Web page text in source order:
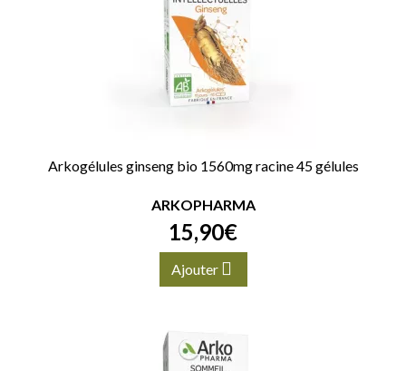
Arkogélules ginseng bio 1560mg racine 45 gélules
ARKOPHARMA
15,90€
Ajouter